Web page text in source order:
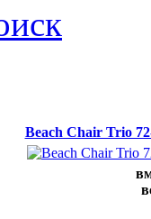
Beach Chair Trio